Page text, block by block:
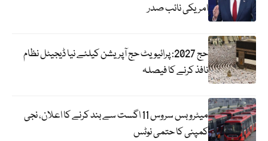
امریکی نائب صدر
حج 2027: پرائیویٹ حج آپریشن کیلئے نیا ڈیجیٹل نظام
نافذ کرنے کا فیصلہ
میٹرو بس سروس 11 اگست سے بند کرنے کا اعلان، نجی
کمپنی کا حتمی نوٹس